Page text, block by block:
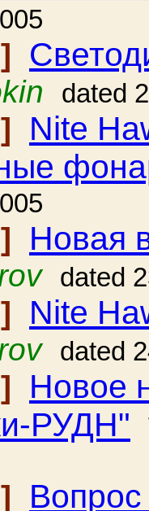
dated
Nite
Новая
dated
Nite
dated
Новое
РУДН"